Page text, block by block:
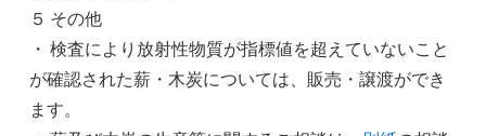
５ その他
・ 検査により放射性物質が指標値を超えていないこと
が確認された薪・木炭については、販売・譲渡ができ
ます。